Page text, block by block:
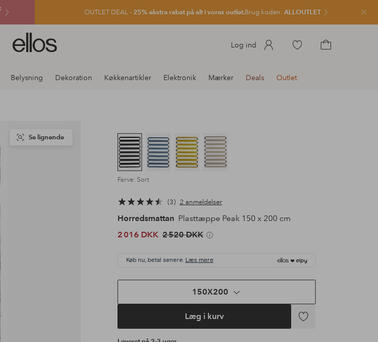
OUTLET DEAL - 25% ekstra rabat på alt i vores outlet.Brug koden: ALLOUTLET Luk
Ellos
logo
gå
Log ind
Gå
produkter
Belysning Dekoration Køkkenartikler Elektronik Mærker Deals Outlet
Se lignende
Farve: Sort
3 2 anmeldelser
Horredsmattan Plasttæppe Peak 150 x 200 cm
2 016 DKK 2 520 DKK
Køb nu, betal senere. Læs mere
150X200
Læg i kurv
Tilføj